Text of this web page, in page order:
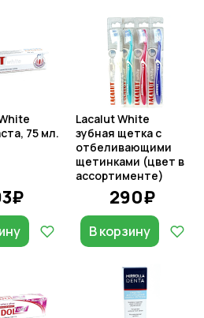
75 мл.
Lacalut White
зубная щетка с
отбеливающими
щетинками (цвет в
ассортименте)
290₽
В корзину